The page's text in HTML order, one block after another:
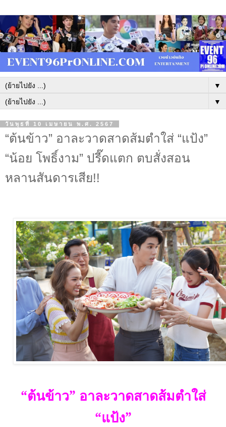
▼
▼
วันพุธที่ 10 เมษายน พ.ศ. 2567
“ต้นข้าว” อาละวาดสาดส้มตำใส่ “แป้ง”
“น้อย โพธิ์งาม” ปรี๊ดแตก ตบสั่งสอน
หลานสันดารเสีย!!
“ต้นข้าว” อาละวาดสาดส้มตำใส่
“แป้ง”